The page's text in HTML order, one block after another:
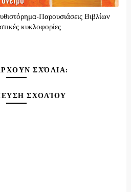
Παρουσιάσεις Βιβλίων
κυκλοφορίες
ΣΧΌΛΙΑ:
ΣΧΟΛΊΟΥ